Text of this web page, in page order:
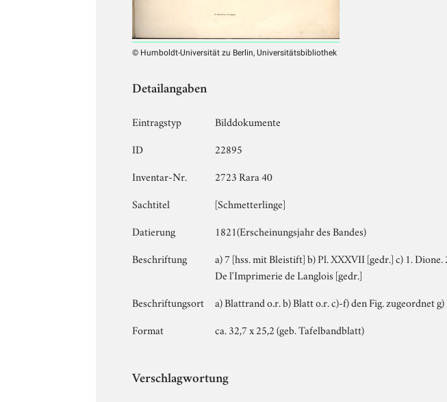
© Humboldt-Universität zu Berlin, Universitätsbibliothek
Detailangaben
Eintragstyp
Bilddokumente
ID
22895
Inventar-Nr.
2723 Rara 40
Sachtitel
[Schmetterlinge]
Datierung
1821(Erscheinungsjahr des Bandes)
Beschriftung
a) 7 [hss. mit Bleistift] b) Pl. XXXVII [gedr.] c) 1. Dione.
De l'Imprimerie de Langlois [gedr.]
Beschriftungsort
a) Blattrand o.r. b) Blatt o.r. c)-f) den Fig. zugeordnet
Format
ca. 32,7 x 25,2 (geb. Tafelbandblatt)
Verschlagwortung